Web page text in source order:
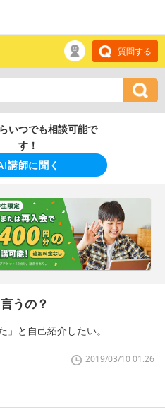
質問する
いつでも相談可能で
す！
講師に聞く
うの？
」と自己紹介したい。
2019/03/10 01:26